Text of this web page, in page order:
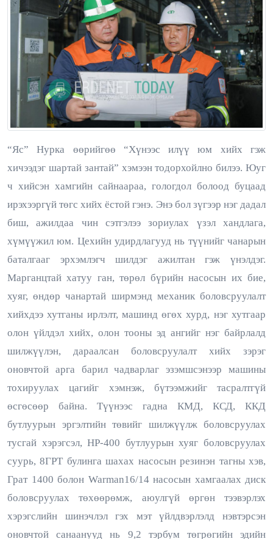
“Яс” Нурка өөрийгөө “Хүнээс илүү юм хийх гэж
хичээдэг шартай зантай” хэмээн тодорхойлно билээ. Юуг
ч хийсэн хамгийн сайнаараа, гологдол болоод буцаад
ирэхээргүй төгс хийх ёстой гэнэ. Энэ бол зүгээр нэг дадал
биш, ажилдаа чин сэтгэлээ зориулах үзэл хандлага,
хүмүүжил юм. Цехийн удирдлагууд нь түүнийг чанарын
баталгааг эрхэмлэгч шилдэг ажилтан гэж үнэлдэг.
Марганцтай хатуу ган, төрөл бүрийн насосын их бие,
хуяг, өндөр чанартай ширмэнд механик боловсруулалт
хийхдээ хутганы ирлэлт, машинд өгөх хурд, нэг хутгаар
олон үйлдэл хийх, олон тооны эд ангийг нэг байрлалд
шилжүүлэн, дараалсан боловсруулалт хийх зэрэг
оновчтой арга барил чадварлаг эзэмшсэнээр машины
тохируулах цагийг хэмнэж, бүтээмжийг тасралтгүй
өсгөсөөр байна. Түүнээс гадна КМД, КСД, ККД
бутлуурын эргэлтийн төвийг шилжүүлж боловсруулах
тусгай хэрэгсэл, HP-400 бутлуурын хуяг боловсруулах
суурь, 8ГРТ булинга шахах насосын резинэн тагны хэв,
Грат 1400 болон Warman16/14 насосын хамгаалах диск
боловсруулах төхөөрөмж, аюулгүй өргөн тээвэрлэх
хэрэгслийн шинэчлэл гэх мэт үйлдвэрлэлд нэвтэрсэн
оновчтой санаанууд нь 9,2 тэрбум төгрөгийн эдийн